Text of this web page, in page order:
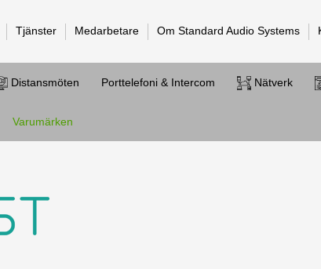
Tjänster Medarbetare Om Standard Audio Systems
Distansmöten Porttelefoni & Intercom Nätverk
Varumärken